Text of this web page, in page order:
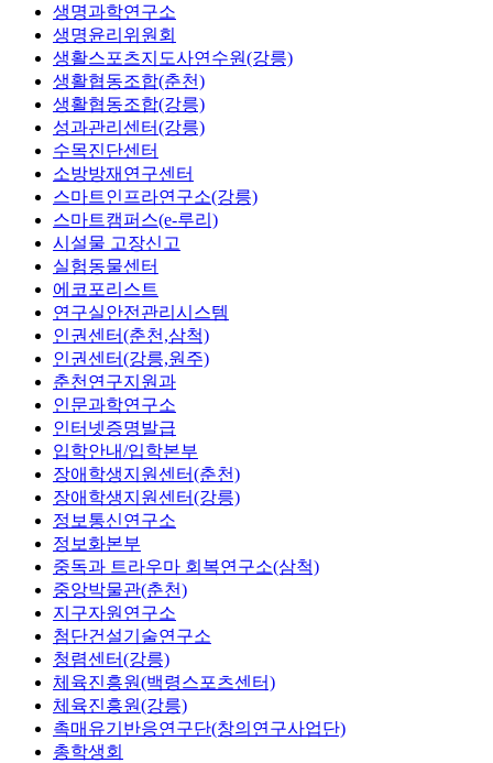
생명과학연구소
생명윤리위원회
생활스포츠지도사연수원(강릉)
생활협동조합(춘천)
생활협동조합(강릉)
성과관리센터(강릉)
수목진단센터
소방방재연구센터
스마트인프라연구소(강릉)
스마트캠퍼스(e-루리)
시설물 고장신고
실험동물센터
에코포리스트
연구실안전관리시스템
인권센터(춘천,삼척)
인권센터(강릉,원주)
춘천연구지원과
인문과학연구소
인터넷증명발급
입학안내/입학본부
장애학생지원센터(춘천)
장애학생지원센터(강릉)
정보통신연구소
정보화본부
중독과 트라우마 회복연구소(삼척)
중앙박물관(춘천)
지구자원연구소
첨단건설기술연구소
청렴센터(강릉)
체육진흥원(백령스포츠센터)
체육진흥원(강릉)
촉매유기반응연구단(창의연구사업단)
총학생회